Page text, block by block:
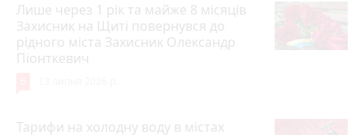
Лише через 1 рік та майже 8 місяців
Захисник на Щиті повернувся до
рідного міста Захисник Олександр
Піонткевич
Тарифи на холодну воду в містах